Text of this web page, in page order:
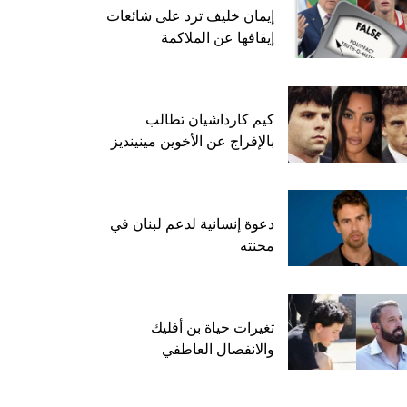
إيمان خليف ترد على شائعات
إيقافها عن الملاكمة
كيم كارداشيان تطالب
بالإفراج عن الأخوين مينينديز
دعوة إنسانية لدعم لبنان في
محنته
تغيرات حياة بن أفليك
والانفصال العاطفي